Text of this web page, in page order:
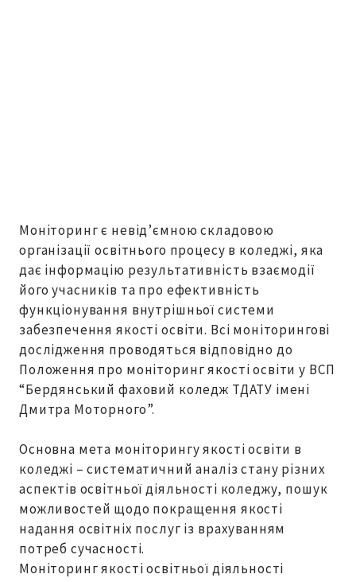
Моніторинг є невід’ємною складовою
організації освітнього процесу в коледжі, яка
дає інформацію результативність взаємодії
його учасників та про ефективність
функціонування внутрішньої системи
забезпечення якості освіти. Всі моніторингові
дослідження проводяться відповідно до
Положення про моніторинг якості освіти у ВСП
“Бердянський фаховий коледж ТДАТУ імені
Дмитра Моторного”.
Основна мета моніторингу якості освіти в
коледжі – систематичний аналіз стану різних
аспектів освітньої діяльності коледжу, пошук
можливостей щодо покращення якості
надання освітніх послуг із врахуванням
потреб сучасності.
Моніторинг якості освітньої діяльності